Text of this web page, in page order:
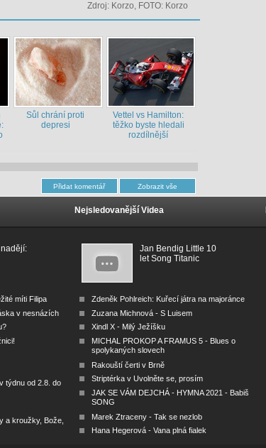
Zdroj: Korzo, FOTO: Korzo
Sůl chrání proti
depresi
Vettel vs Hamilton:
těžko byste hledali
rozdílnější
míti Filipa
v nesnázích
týdnu od 2.8. do
a kroužky, Bože,
Nejsledovanější Videa
Jan Bendig Little 10
let Song Titanic
Zdeněk Pohlreich: Kuřecí játra na majoránce
Zuzana Michnová - S Luisem
Xindl X - Milý Ježíšku
MICHAL PROKOP A FRAMUS 5 - Blues o
spolykaných slovech
Rakouští čerti v Brně
Striptérka v Uvolněte se, prosím
JAK SE VÁM DEJCHÁ - HYMNA 2021 - Babiš
SONG
Marek Ztraceny - Tak se nezlob
Hana Hegerová - Vana plná fialek